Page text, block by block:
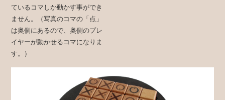
ているコマしか動かす事ができ
ません。（写真のコマの「点」
は奥側にあるので、奥側のプレ
イヤーが動かせるコマになりま
す。）